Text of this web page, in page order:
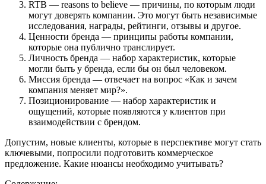
RTB — reasons to believe — причины, по которым люди
могут доверять компании. Это могут быть независимые
исследования, награды, рейтинги, отзывы и другое.
Ценности бренда — принципы работы компании,
которые она публично транслирует.
Личность бренда — набор характеристик, которые
могли быть у бренда, если бы он был человеком.
Миссия бренда — отвечает на вопрос «Как и зачем
компания меняет мир?».
Позиционирование — набор характеристик и
ощущений, которые появляются у клиентов при
взаимодействии с брендом.
Допустим, новые клиенты, которые в перспективе могут стать
ключевыми, попросили подготовить коммерческое
предложение. Какие нюансы необходимо учитывать?